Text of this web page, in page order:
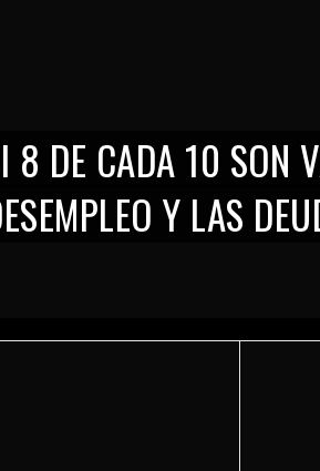
DE CADA 10 SON
Y LAS